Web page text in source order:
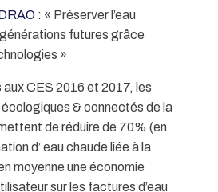
: « Préserver l’eau
futures grâce
»
aux CES 2016 et 2017, les
& connectés de la
de réduire de 70% (en
d’ eau chaude liée à la
moyenne une économie
sur les factures d’eau